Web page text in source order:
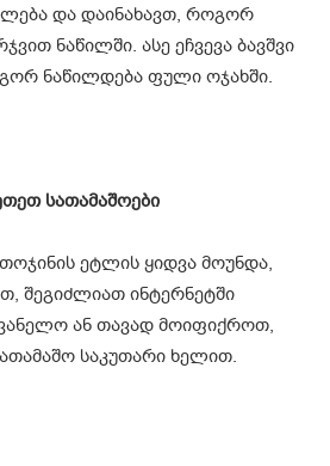
და დაინახავთ, როგორ
ნაწილში. ასე ეჩვევა ბავშვი
ნაწილდება ფული ოჯახში.
სათამაშოები
ეტლის ყიდვა მოუნდა,
შეგიძლიათ ინტერნეტში
ან თავად მოიფიქროთ,
საკუთარი ხელით.